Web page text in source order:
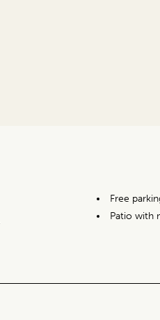
Free
Patio with